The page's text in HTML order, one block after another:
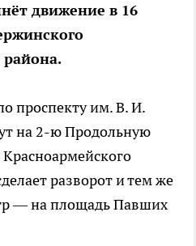
движение в 16
района.
проспекту им. В. И.
на 2-ю Продольную
разворот и тем же
— на площадь Павших